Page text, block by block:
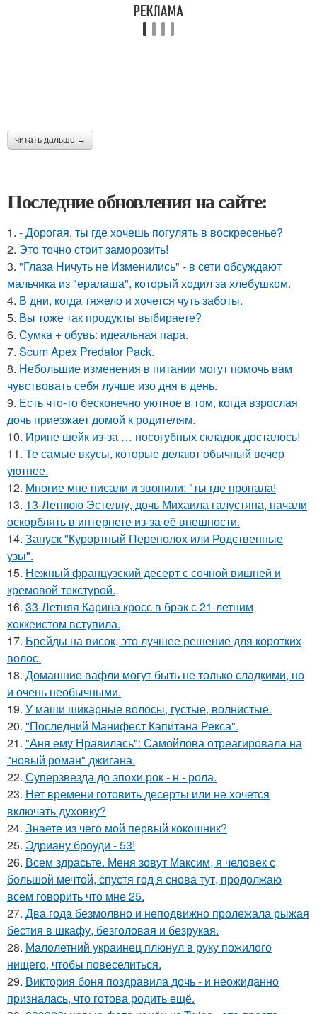
читать дальше →
Последние обновления на сайте:
1. - Дорогая, ты где хочешь погулять в воскресенье?
2. Это точно стоит заморозить!
3. "Глаза Ничуть не Изменились" - в сети обсуждают
мальчика из "ералаша", который ходил за хлебушком.
4. В дни, когда тяжело и хочется чуть заботы.
5. Вы тоже так продукты выбираете?
6. Сумка + обувь: идеальная пара.
7. Scum Apex Predator Pack.
8. Небольшие изменения в питании могут помочь вам
чувствовать себя лучше изо дня в день.
9. Есть что-то бесконечно уютное в том, когда взрослая
дочь приезжает домой к родителям.
10. Ирине шейк из-за … носогубных складок досталось!
11. Те самые вкусы, которые делают обычный вечер
уютнее.
12. Многие мне писали и звонили: "ты где пропала!
13. 13-Летнюю Эстеллу, дочь Михаила галустяна, начали
оскорблять в интернете из-за её внешности.
14. Запуск "Курортный Переполох или Родственные
узы".
15. Нежный французский десерт с сочной вишней и
кремовой текстурой.
16. 33-Летняя Карина кросс в брак с 21-летним
хоккеистом вступила.
17. Брейды на висок, это лучшее решение для коротких
волос.
18. Домашние вафли могут быть не только сладкими, но
и очень необычными.
19. У маши шикарные волосы, густые, волнистые.
20. "Последний Манифест Капитана Рекса".
21. "Аня ему Нравилась": Самойлова отреагировала на
"новый роман" джигана.
22. Суперзвезда до эпохи рок - н - рола.
23. Нет времени готовить десерты или не хочется
включать духовку?
24. Знаете из чего мой первый кокошник?
25. Эдриану броуди - 53!
26. Всем здрасьте. Меня зовут Максим, я человек с
большой мечтой, спустя год я снова тут, продолжаю
всем говорить что мне 25.
27. Два года безмолвно и неподвижно пролежала рыжая
бестия в шкафу, безголовая и безрукая.
28. Малолетний украинец плюнул в руку пожилого
нищего, чтобы повеселиться.
29. Виктория боня поздравила дочь - и неожиданно
призналась, что готова родить ещё.